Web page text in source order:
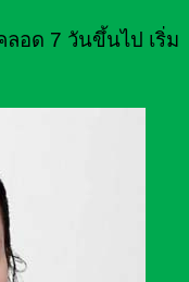
อด 7 วันขึ้นไป เริ่ม